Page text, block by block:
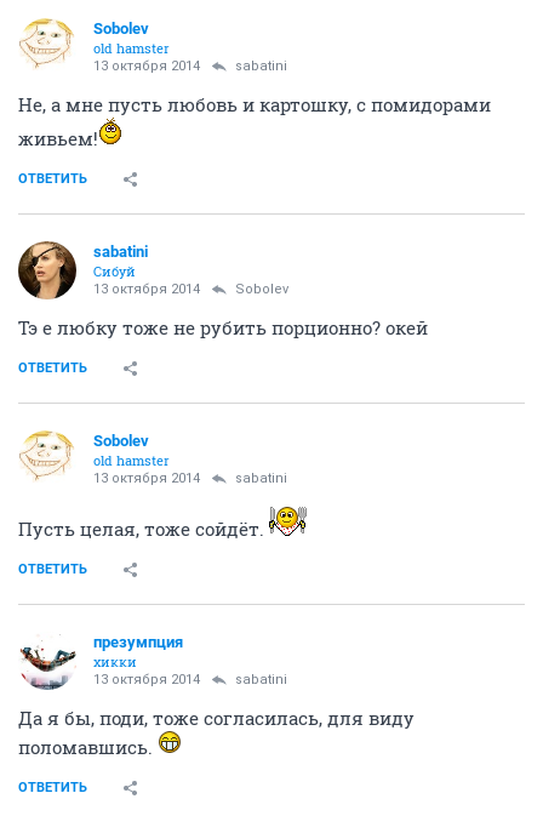
Sobolev
old hamster
13 октября 2014 sabatini
Не, а мне пусть любовь и картошку, с помидорами
живьем!
ОТВЕТИТЬ
sabatini
Сибуй
13 октября 2014 Sobolev
Тэ е любку тоже не рубить порционно? окей
ОТВЕТИТЬ
Sobolev
old hamster
13 октября 2014 sabatini
Пусть целая, тоже сойдёт.
ОТВЕТИТЬ
презумпция
хикки
13 октября 2014 sabatini
Да я бы, поди, тоже согласилась, для виду
поломавшись.
ОТВЕТИТЬ